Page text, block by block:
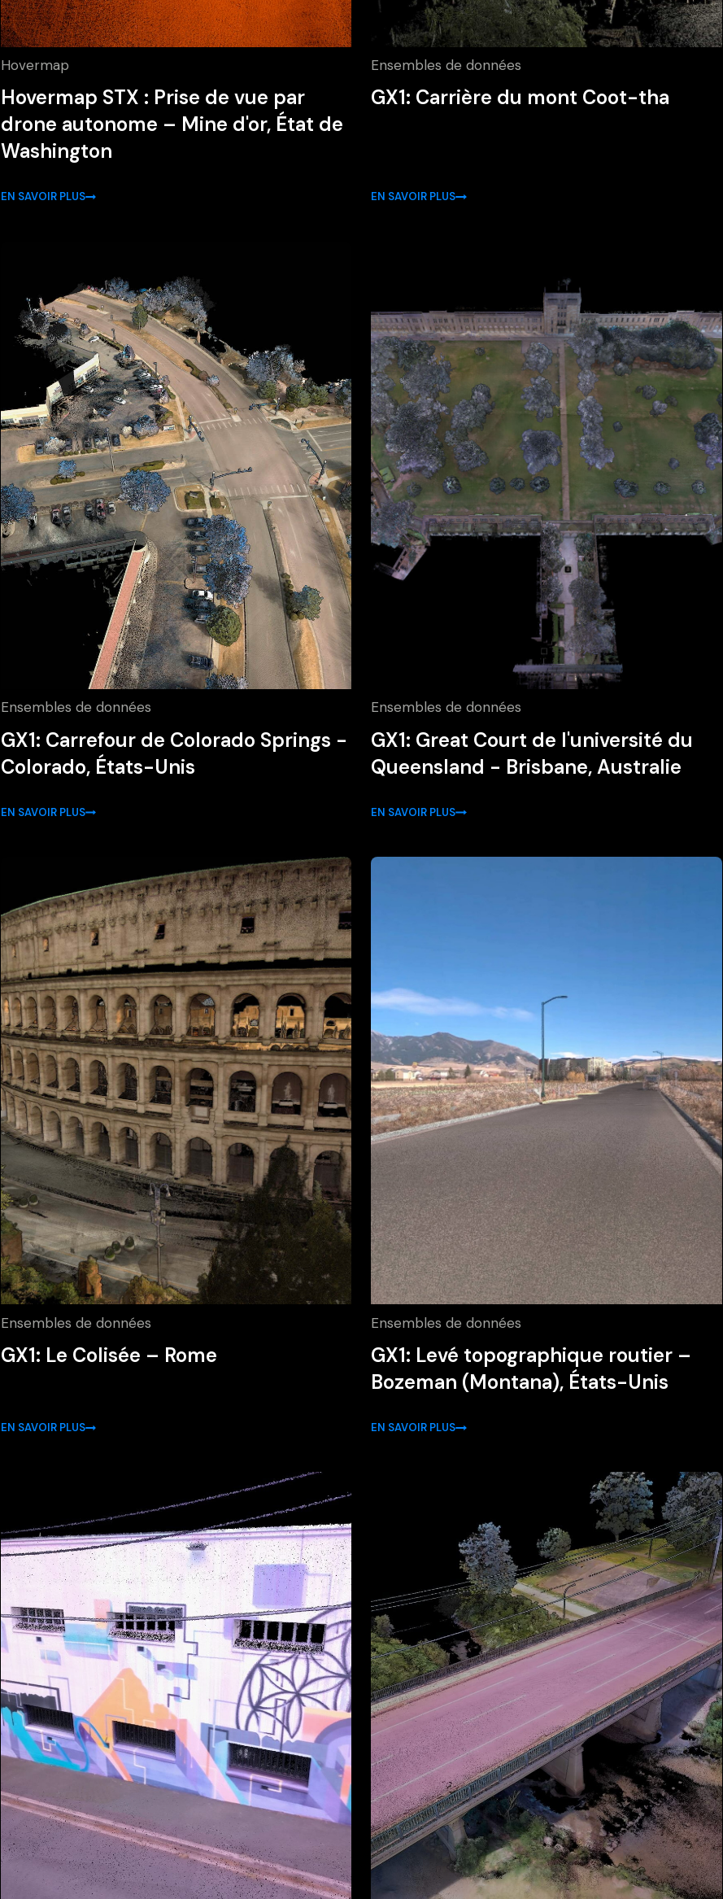
Hovermap
Hovermap STX : Prise de vue par
drone autonome – Mine d'or, État de
Washington
EN SAVOIR PLUS
Ensembles de données
GX1: Carrière du mont Coot-tha
EN SAVOIR PLUS
Ensembles de données
GX1: Carrefour de Colorado Springs -
Colorado, États-Unis
EN SAVOIR PLUS
Ensembles de données
GX1: Great Court de l'université du
Queensland - Brisbane, Australie
EN SAVOIR PLUS
Ensembles de données
GX1: Le Colisée – Rome
EN SAVOIR PLUS
Ensembles de données
GX1: Levé topographique routier –
Bozeman (Montana), États-Unis
EN SAVOIR PLUS